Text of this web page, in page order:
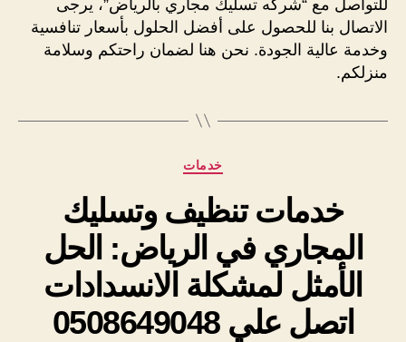
للتواصل مع “شركه تسليك مجاري بالرياض”، يرجى
الاتصال بنا للحصول على أفضل الحلول بأسعار تنافسية
وخدمة عالية الجودة. نحن هنا لضمان راحتكم وسلامة
منزلكم.
التصنيفاتخدمات
خدمات تنظيف وتسليك
المجاري في الرياض: الحل
الأمثل لمشكلة الانسدادات
اتصل علي 0508649048